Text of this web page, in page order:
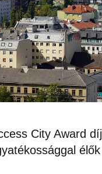
City Award